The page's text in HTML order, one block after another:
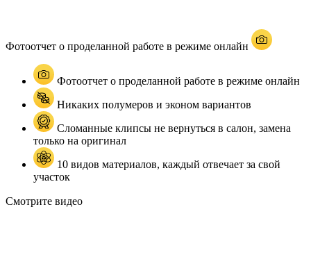
Фотоотчет о проделанной работе в режиме онлайн
Фотоотчет о проделанной работе в режиме онлайн
Никаких полумеров и эконом вариантов
Сломанные клипсы не вернуться в салон, замена
только на оригинал
10 видов материалов, каждый отвечает за свой
участок
Смотрите видео